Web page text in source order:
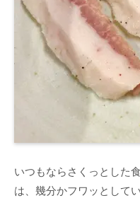
いつもならさくっとした
は、幾分かフワッとして